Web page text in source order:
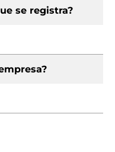
se registra?